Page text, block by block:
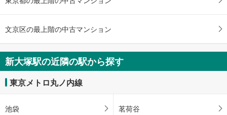
す
文京区の最上階の中古マンション
新大塚駅の近隣の駅から探す
東京メトロ丸ノ内線
池袋 茗荷谷